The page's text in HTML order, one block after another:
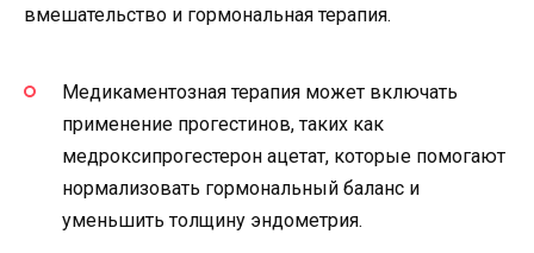
вмешательство и гормональная терапия.
Медикаментозная терапия может включать
применение прогестинов, таких как
медроксипрогестерон ацетат, которые помогают
нормализовать гормональный баланс и
уменьшить толщину эндометрия.